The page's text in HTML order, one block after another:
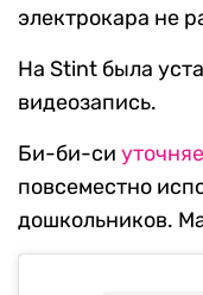
электрокара не
На Stint была
видеозапись.
Би-би-си
повсеместно
дошкольников.